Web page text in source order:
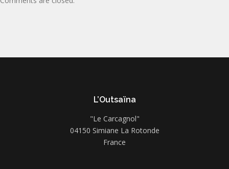
L’Outsaïna
"Le Carcagnol"
04150 Simiane La Rotonde
France